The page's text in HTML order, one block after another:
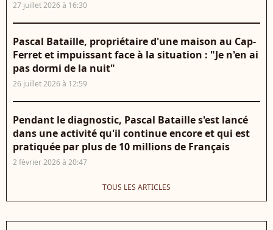
27 juillet 2026 à 16:30
Pascal Bataille, propriétaire d'une maison au Cap-
Ferret et impuissant face à la situation : "Je n'en ai
pas dormi de la nuit"
26 juillet 2026 à 12:59
Pendant le diagnostic, Pascal Bataille s'est lancé
dans une activité qu'il continue encore et qui est
pratiquée par plus de 10 millions de Français
2 février 2026 à 20:47
TOUS LES ARTICLES